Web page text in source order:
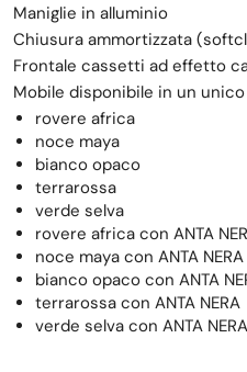
Maniglie in alluminio
Chiusura ammortizzata
Frontale cassetti ad effetto
Mobile disponibile in un
rovere africa
noce maya
bianco opaco
terrarossa
verde selva
rovere africa con ANTA
noce maya con ANTA NERA
bianco opaco con ANTA
terrarossa con ANTA NERA
verde selva con ANTA NERA